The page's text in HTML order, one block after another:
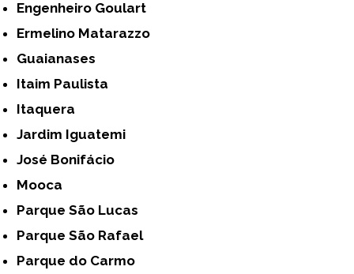
Engenheiro Goulart
Ermelino Matarazzo
Guaianases
Itaim Paulista
Itaquera
Jardim Iguatemi
José Bonifácio
Mooca
Parque São Lucas
Parque São Rafael
Parque do Carmo